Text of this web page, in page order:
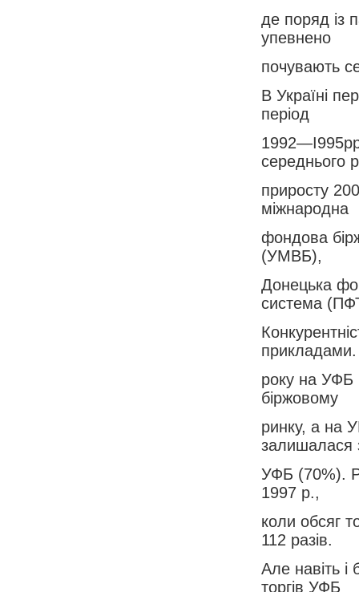
де поряд із
упевнено
почувають
В Україні
період
середнього
приросту
міжнародна
фондова
(УМВБ),
Донецька
система
року на УФБ
біржовому
ринку, а на
залишалася
УФБ (70%).
1997 р.,
коли обсяг
112 разів.
Але навіть і
торгів УФБ